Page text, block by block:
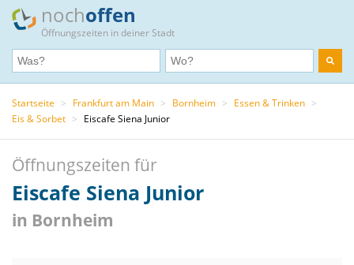
nochoffen
Öffnungszeiten in deiner Stadt
Startseite > Frankfurt am Main > Bornheim > Essen & Trinken >
Eis & Sorbet > Eiscafe Siena Junior
Öffnungszeiten für
Eiscafe Siena Junior
in Bornheim